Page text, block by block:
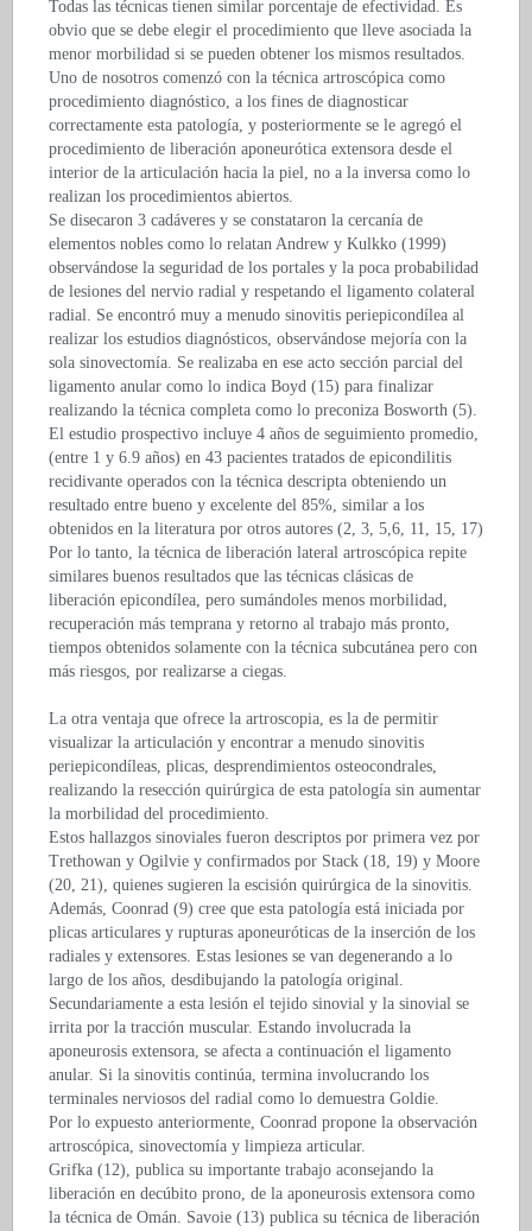
Todas las técnicas tienen similar porcentaje de efectividad. Es
obvio que se debe elegir el procedimiento que lleve asociada la
menor morbilidad si se pueden obtener los mismos resultados.
Uno de nosotros comenzó con la técnica artroscópica como
procedimiento diagnóstico, a los fines de diagnosticar
correctamente esta patología, y posteriormente se le agregó el
procedimiento de liberación aponeurótica extensora desde el
interior de la articulación hacia la piel, no a la inversa como lo
realizan los procedimientos abiertos.
Se disecaron 3 cadáveres y se constataron la cercanía de
elementos nobles como lo relatan Andrew y Kulkko (1999)
observándose la seguridad de los portales y la poca probabilidad
de lesiones del nervio radial y respetando el ligamento colateral
radial. Se encontró muy a menudo sinovitis periepicondílea al
realizar los estudios diagnósticos, observándose mejoría con la
sola sinovectomía. Se realizaba en ese acto sección parcial del
ligamento anular como lo indica Boyd (15) para finalizar
realizando la técnica completa como lo preconiza Bosworth (5).
El estudio prospectivo incluye 4 años de seguimiento promedio,
(entre 1 y 6.9 años) en 43 pacientes tratados de epicondilitis
recidivante operados con la técnica descripta obteniendo un
resultado entre bueno y excelente del 85%, similar a los
obtenidos en la literatura por otros autores (2, 3, 5,6, 11, 15, 17)
Por lo tanto, la técnica de liberación lateral artroscópica repite
similares buenos resultados que las técnicas clásicas de
liberación epicondílea, pero sumándoles menos morbilidad,
recuperación más temprana y retorno al trabajo más pronto,
tiempos obtenidos solamente con la técnica subcutánea pero con
más riesgos, por realizarse a ciegas.
La otra ventaja que ofrece la artroscopia, es la de permitir
visualizar la articulación y encontrar a menudo sinovitis
periepicondíleas, plicas, desprendimientos osteocondrales,
realizando la resección quirúrgica de esta patología sin aumentar
la morbilidad del procedimiento.
Estos hallazgos sinoviales fueron descriptos por primera vez por
Trethowan y Ogilvie y confirmados por Stack (18, 19) y Moore
(20, 21), quienes sugieren la escisión quirúrgica de la sinovitis.
Además, Coonrad (9) cree que esta patología está iniciada por
plicas articulares y rupturas aponeuróticas de la inserción de los
radiales y extensores. Estas lesiones se van degenerando a lo
largo de los años, desdibujando la patología original.
Secundariamente a esta lesión el tejido sinovial y la sinovial se
irrita por la tracción muscular. Estando involucrada la
aponeurosis extensora, se afecta a continuación el ligamento
anular. Si la sinovitis continúa, termina involucrando los
terminales nerviosos del radial como lo demuestra Goldie.
Por lo expuesto anteriormente, Coonrad propone la observación
artroscópica, sinovectomía y limpieza articular.
Grifka (12), publica su importante trabajo aconsejando la
liberación en decúbito prono, de la aponeurosis extensora como
la técnica de Omán. Savoie (13) publica su técnica de liberación